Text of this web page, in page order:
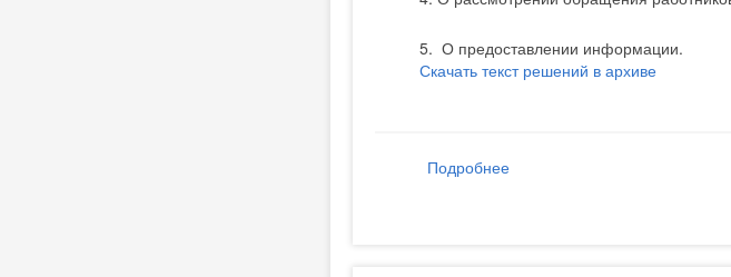
5. О предоставлении информации.
Скачать текст решений в архиве
Подробнее